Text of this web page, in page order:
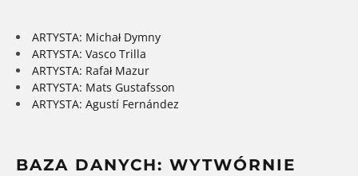
ARTYSTA: Michał Dymny
ARTYSTA: Vasco Trilla
ARTYSTA: Rafał Mazur
ARTYSTA: Mats Gustafsson
ARTYSTA: Agustí Fernández
BAZA DANYCH: WYTWÓRNIE